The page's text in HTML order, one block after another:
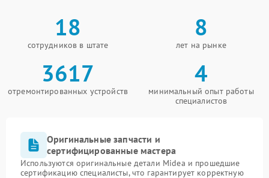
18
сотрудников в штате
8
лет на рынке
3617
отремонтированных устройств
4
минимальный опыт работы
специалистов
Оригинальные запчасти и
сертифицированные мастера
Используются оригинальные детали Midea и прошедшие
сертификацию специалисты, что гарантирует корректную